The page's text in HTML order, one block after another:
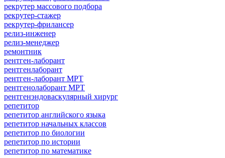
рекрутер массового подбора
рекрутер-стажер
рекрутер-фрилансер
релиз-инженер
релиз-менеджер
ремонтник
рентген-лаборант
рентгенлаборант
рентген-лаборант МРТ
рентгенолаборант МРТ
рентгенэндоваскулярный хирург
репетитор
репетитор английского языка
репетитор начальных классов
репетитор по биологии
репетитор по истории
репетитор по математике